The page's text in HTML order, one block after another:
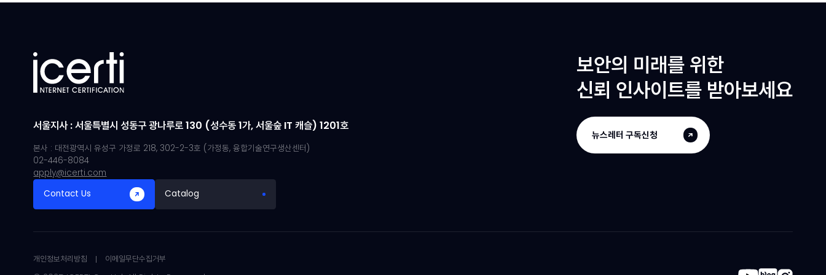
보안의 미래를 위한
신뢰 인사이트를 받아보세요
뉴스레터 구독신청
서울지사 : 서울특별시 성동구 광나루로 130 (성수동 1가, 서울숲 IT 캐슬) 1201호
본사 : 대전광역시 유성구 가정로 218, 302-2-3호 (가정동, 융합기술연구생산센터)
02-446-8084
apply@icerti.com
Contact Us
Catalog
개인정보처리방침 이메일무단수집거부